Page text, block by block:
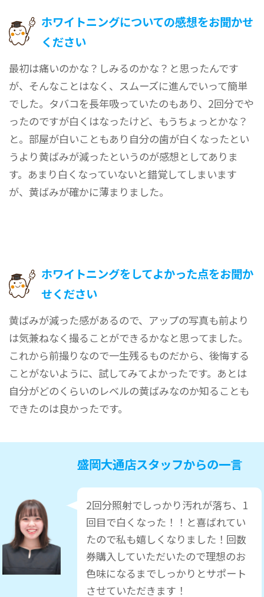
ホワイトニングについての感想をお聞かせ
ください
最初は痛いのかな？しみるのかな？と思ったんです
が、そんなことはなく、スムーズに進んでいって簡単
でした。タバコを長年吸っていたのもあり、2回分でや
ったのですが白くはなったけど、もうちょっとかな？
と。部屋が白いこともあり自分の歯が白くなったとい
うより黄ばみが減ったというのが感想としてありま
す。あまり白くなっていないと錯覚してしまいます
が、黄ばみが確かに薄まりました。
ホワイトニングをしてよかった点をお聞か
せください
黄ばみが減った感があるので、アップの写真も前より
は気兼ねなく撮ることができるかなと思ってました。
これから前撮りなので一生残るものだから、後悔する
ことがないように、試してみてよかったです。あとは
自分がどのくらいのレベルの黄ばみなのか知ることも
できたのは良かったです。
盛岡大通店スタッフからの一言
2回分照射でしっかり汚れが落ち、1
回目で白くなった！！と喜ばれてい
たので私も嬉しくなりました！回数
券購入していただいたので理想のお
色味になるまでしっかりとサポート
させていただきます！